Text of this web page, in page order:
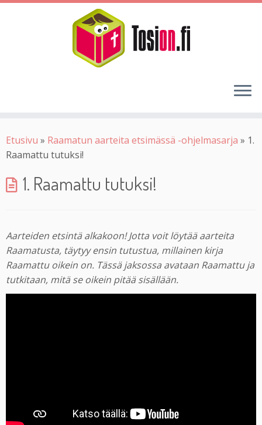
Etusivu » Raamatun aarteita etsimässä -ohjelmasarja » 1.
Raamattu tutuksi!
1. Raamattu tutuksi!
Aarteiden etsintä alkakoon! Jotta voit löytää aarteita
Raamatusta, täytyy ensin tutustua, millainen kirja
Raamattu oikein on. Tässä jaksossa avataan Raamattu ja
tutkitaan, mitä se oikein pitää sisällään.